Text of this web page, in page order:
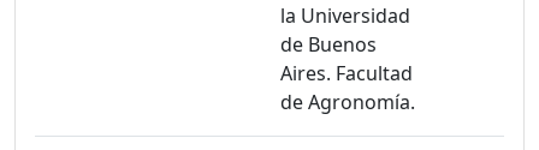
la Universidad
de Buenos
Aires. Facultad
de Agronomía.